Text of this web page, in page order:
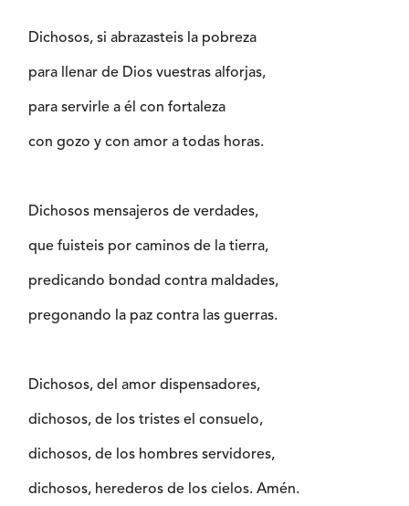
Dichosos, si abrazasteis la pobreza
para llenar de Dios vuestras alforjas,
para servirle a él con fortaleza
con gozo y con amor a todas horas.
Dichosos mensajeros de verdades,
que fuisteis por caminos de la tierra,
predicando bondad contra maldades,
pregonando la paz contra las guerras.
Dichosos, del amor dispensadores,
dichosos, de los tristes el consuelo,
dichosos, de los hombres servidores,
dichosos, herederos de los cielos. Amén.